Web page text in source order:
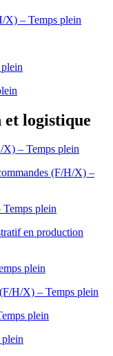
X) – Temps plein
logistique
X) – Temps plein
(F/H/X) –
plein
en production
plein
H/X) – Temps plein
plein
plein